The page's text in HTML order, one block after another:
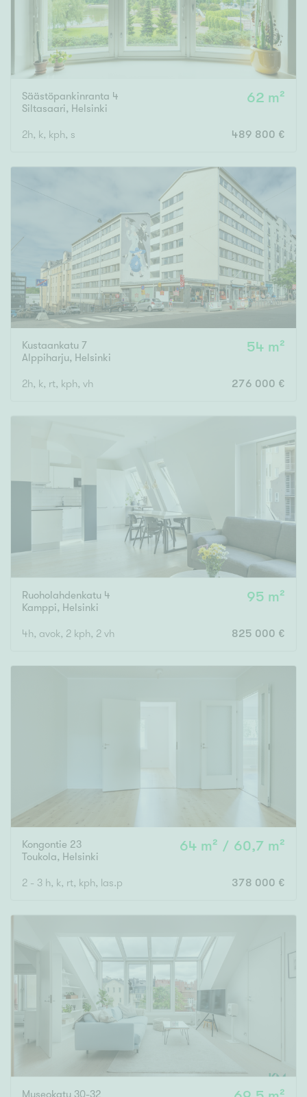
Säästöpankinranta 4
Siltasaari, Helsinki
62 m²
2h, k, kph, s 489 800 €
Kustaankatu 7
Alppiharju, Helsinki
54 m²
2h, k, rt, kph, vh 276 000 €
Ruoholahdenkatu 4
Kamppi, Helsinki
95 m²
4h, avok, 2 kph, 2 vh 825 000 €
Kongontie 23
Toukola, Helsinki
64 m² / 60,7 m²
2 - 3 h, k, rt, kph, las.p 378 000 €
Museokatu 30-32